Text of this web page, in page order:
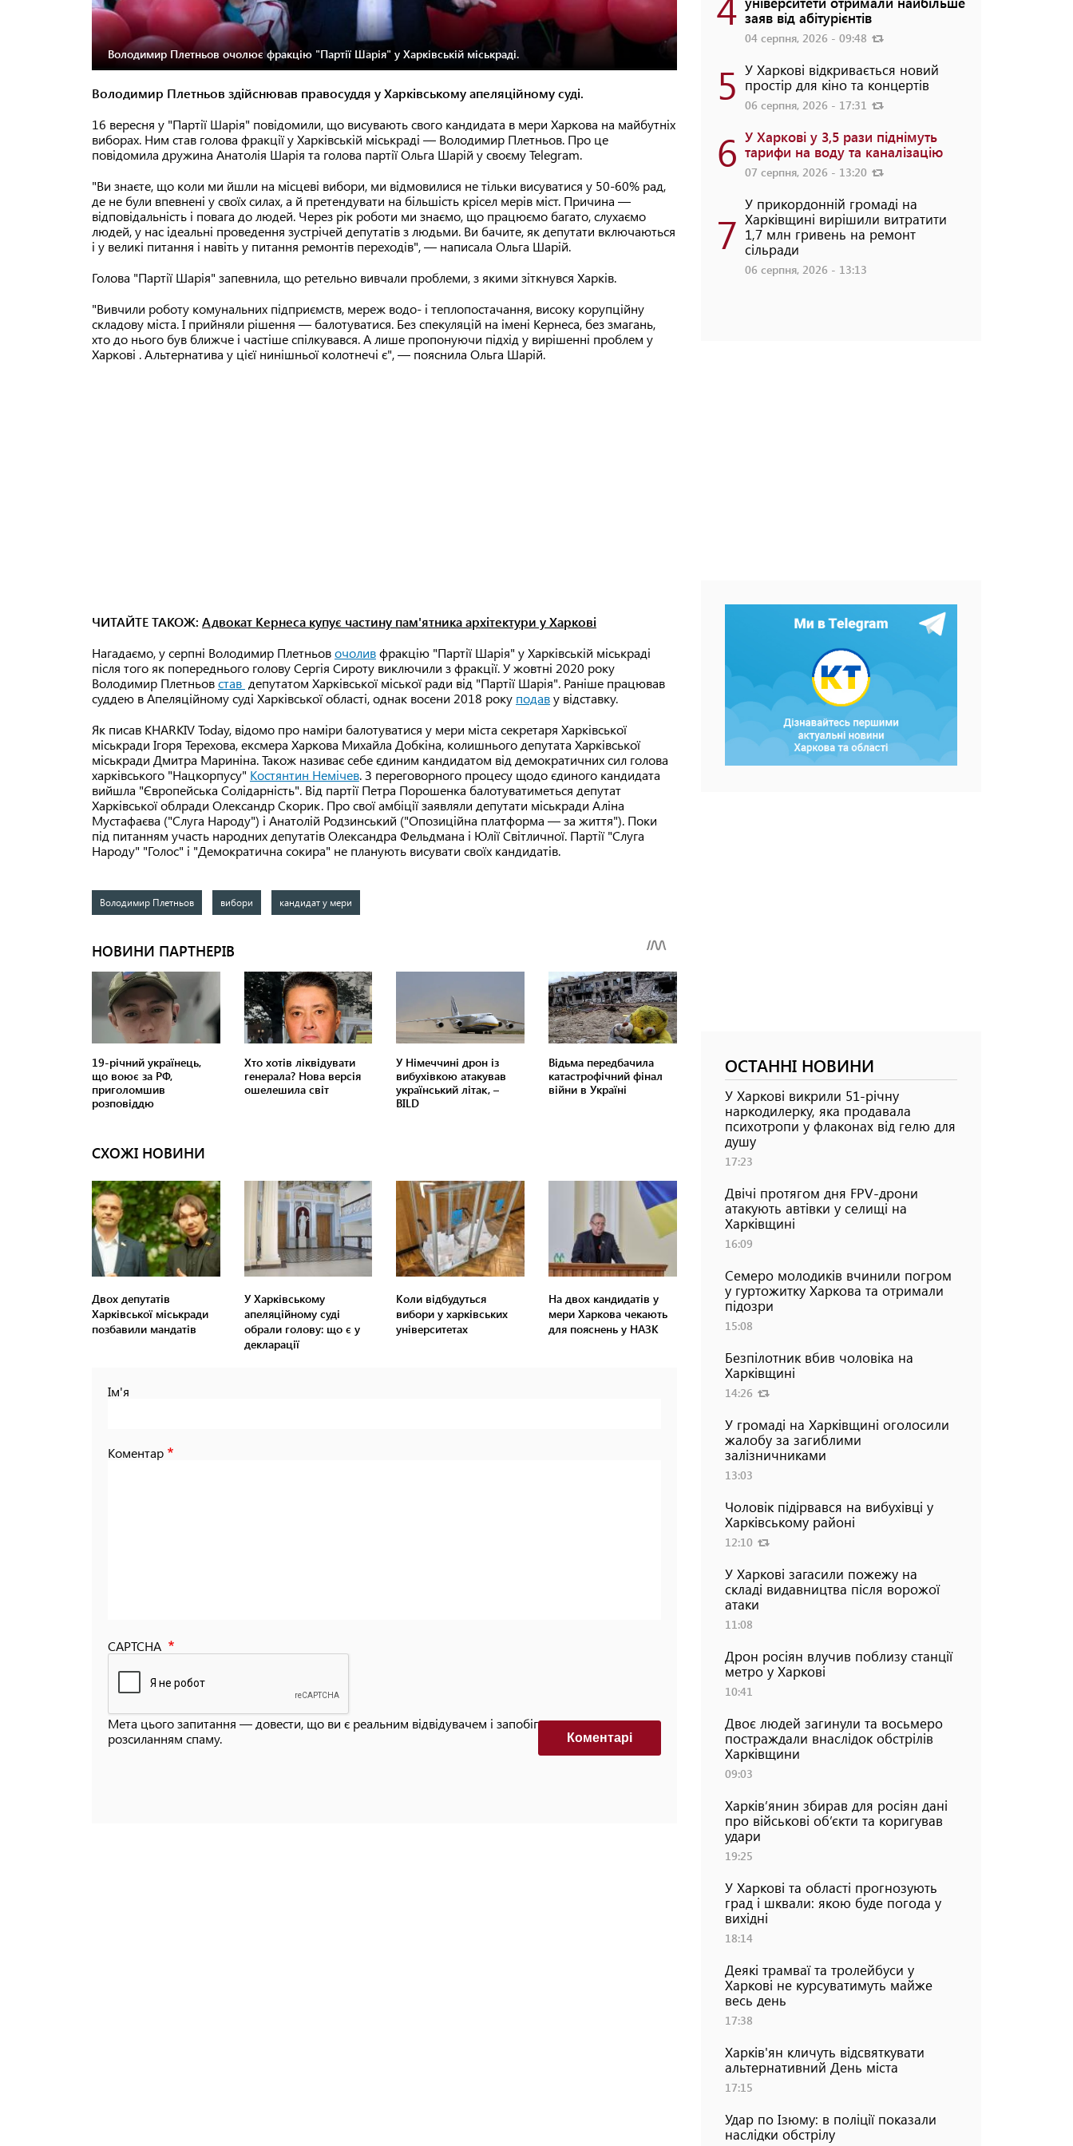
Володимир Плетньов очолює фракцію "Партії Шарія" у Харківській міськраді.
Володимир Плетньов здійснював правосуддя у Харківському апеляційному суді.
16 вересня у "Партії Шарія" повідомили, що висувають свого кандидата в мери Харкова на майбутніх
виборах. Ним став голова фракції у Харківській міськраді — Володимир Плетньов. Про це
повідомила дружина Анатолія Шарія та голова партії Ольга Шарій у своєму Telegram.
"Ви знаєте, що коли ми йшли на місцеві вибори, ми відмовилися не тільки висуватися у 50-60% рад,
де не були впевнені у своїх силах, а й претендувати на більшість крісел мерів міст. Причина —
відповідальність і повага до людей. Через рік роботи ми знаємо, що працюємо багато, слухаємо
людей, у нас ідеальні проведення зустрічей депутатів з людьми. Ви бачите, як депутати включаються
і у великі питання і навіть у питання ремонтів переходів", — написала Ольга Шарій.
Голова "Партії Шарія" запевнила, що ретельно вивчали проблеми, з якими зіткнувся Харків.
"Вивчили роботу комунальних підприємств, мереж водо- і теплопостачання, високу корупційну
складову міста. І прийняли рішення — балотуватися. Без спекуляцій на імені Кернеса, без змагань,
хто до нього був ближче і частіше спілкувався. А лише пропонуючи підхід у вирішенні проблем у
Харкові . Альтернатива у цієї нинішньої колотнечі є", — пояснила Ольга Шарій.
ЧИТАЙТЕ ТАКОЖ: Адвокат Кернеса купує частину пам'ятника архітектури у Харкові
Нагадаємо, у серпні Володимир Плетньовочоливфракцію "Партії Шарія" у Харківській міськраді
після того як попереднього голову Сергія Сироту виключили з фракції. У жовтні 2020 року
Володимир Плетньовстав депутатом Харківської міської ради від "Партії Шарія". Раніше працював
суддею в Апеляційному суді Харківської області, однак восени 2018 року подаву відставку.
Як писав KHARKIV Today, відомо про наміри балотуватися у мери міста секретаря Харківської
міськради Ігоря Терехова, ексмера Харкова Михайла Добкіна, колишнього депутата Харківської
міськради Дмитра Мариніна. Також називає себе єдиним кандидатом від демократичних сил голова
харківського "Нацкорпусу" Костянтин Немічев. З переговорного процесу щодо єдиного кандидата
вийшла "Європейська Солідарність". Від партії Петра Порошенка балотуватиметься депутат
Харківської облради Олександр Скорик. Про свої амбіції заявляли депутати міськради Аліна
Мустафаєва ("Слуга Народу") і Анатолій Родзинський ("Опозиційна платформа — за життя"). Поки
під питанням участь народних депутатів Олександра Фельдмана і Юлії Світличної. Партії "Слуга
Народу" "Голос" і "Демократична сокира" не планують висувати своїх кандидатів.
Володимир Плетньов вибори кандидат у мери
СХОЖІ НОВИНИ
Двох депутатів
Харківської міськради
позбавили мандатів
У Харківському
апеляційному суді
обрали голову: що є у
декларації
Коли відбудуться
вибори у харківських
університетах
На двох кандидатів у
мери Харкова чекають
для пояснень у НАЗК
Ім'я
Коментар
CAPTCHA
Мета цього запитання — довести, що ви є реальним відвідувачем і запобігти автоматизованим
розсиланням спаму.
Коментарi
заяв від абітурієнтів
04 серпня, 2026 - 09:48
5 У Харкові відкривається новий
простір для кіно та концертів
06 серпня, 2026 - 17:31
6 У Харкові у 3,5 рази піднімуть
тарифи на воду та каналізацію
07 серпня, 2026 - 13:20
7
У прикордонній громаді на
Харківщині вирішили витратити
1,7 млн гривень на ремонт
сільради
06 серпня, 2026 - 13:13
ОСТАННІ НОВИНИ
У Харкові викрили 51-річну
наркодилерку, яка продавала
психотропи у флаконах від гелю для
душу
17:23
Двічі протягом дня FPV-дрони
атакують автівки у селищі на
Харківщині
16:09
Семеро молодиків вчинили погром
у гуртожитку Харкова та отримали
підозри
15:08
Безпілотник вбив чоловіка на
Харківщині
14:26
У громаді на Харківщині оголосили
жалобу за загиблими
залізничниками
13:03
Чоловік підірвався на вибухівці у
Харківському районі
12:10
У Харкові загасили пожежу на
складі видавництва після ворожої
атаки
11:08
Дрон росіян влучив поблизу станції
метро у Харкові
10:41
Двоє людей загинули та восьмеро
постраждали внаслідок обстрілів
Харківщини
09:03
Харків’янин збирав для росіян дані
про військові об’єкти та коригував
удари
19:25
У Харкові та області прогнозують
град і шквали: якою буде погода у
вихідні
18:14
Деякі трамваї та тролейбуси у
Харкові не курсуватимуть майже
весь день
17:38
Харків'ян кличуть відсвяткувати
альтернативний День міста
17:15
Удар по Ізюму: в поліції показали
наслідки обстрілу